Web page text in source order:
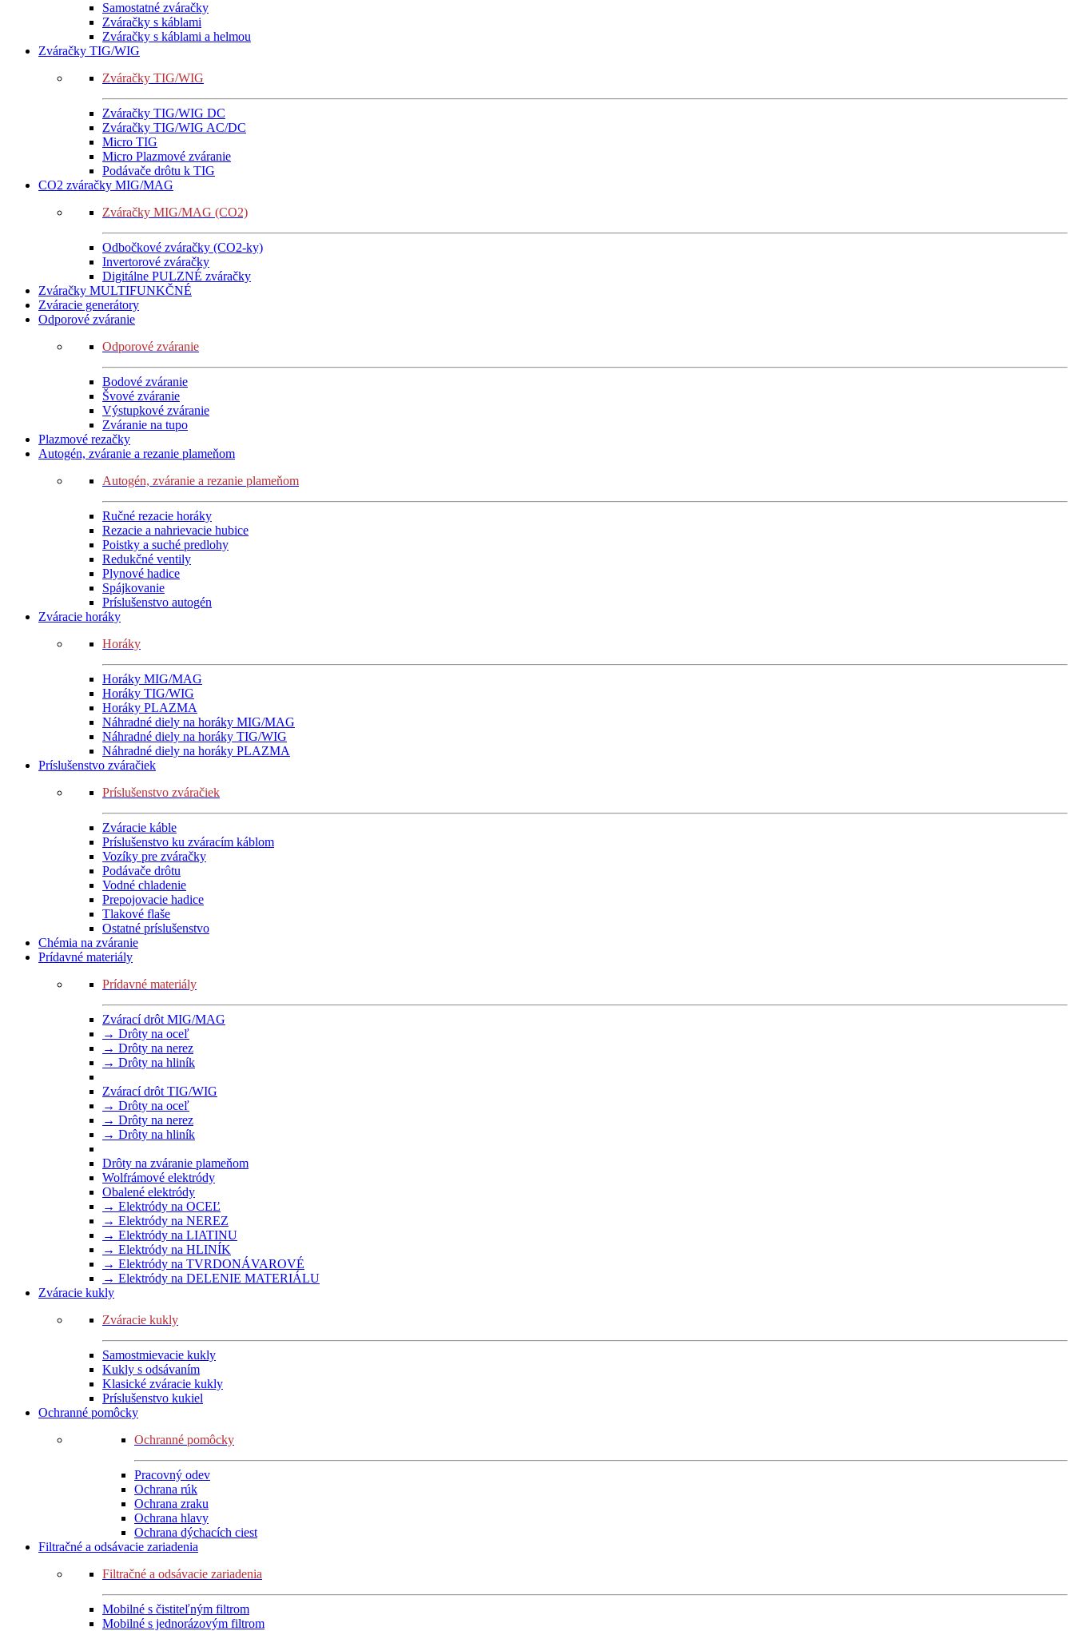
Samostatné zváračky
Zváračky s káblami
Zváračky s káblami a helmou
Zváračky TIG/WIG
Zváračky TIG/WIG
Zváračky TIG/WIG DC
Zváračky TIG/WIG AC/DC
Micro TIG
Micro Plazmové zváranie
Podávače drôtu k TIG
CO2 zváračky MIG/MAG
Zváračky MIG/MAG (CO2)
Odbočkové zváračky (CO2-ky)
Invertorové zváračky
Digitálne PULZNÉ zváračky
Zváračky MULTIFUNKČNÉ
Zváracie generátory
Odporové zváranie
Odporové zváranie
Bodové zváranie
Švové zváranie
Výstupkové zváranie
Zváranie na tupo
Plazmové rezačky
Autogén, zváranie a rezanie plameňom
Autogén, zváranie a rezanie plameňom
Ručné rezacie horáky
Rezacie a nahrievacie hubice
Poistky a suché predlohy
Redukčné ventily
Plynové hadice
Spájkovanie
Príslušenstvo autogén
Zváracie horáky
Horáky
Horáky MIG/MAG
Horáky TIG/WIG
Horáky PLAZMA
Náhradné diely na horáky MIG/MAG
Náhradné diely na horáky TIG/WIG
Náhradné diely na horáky PLAZMA
Príslušenstvo zváračiek
Príslušenstvo zváračiek
Zváracie káble
Príslušenstvo ku zváracím káblom
Vozíky pre zváračky
Podávače drôtu
Vodné chladenie
Prepojovacie hadice
Tlakové flaše
Ostatné príslušenstvo
Chémia na zváranie
Prídavné materiály
Prídavné materiály
Zvárací drôt MIG/MAG
→ Drôty na oceľ
→ Drôty na nerez
→ Drôty na hliník
Zvárací drôt TIG/WIG
→ Drôty na oceľ
→ Drôty na nerez
→ Drôty na hliník
Drôty na zváranie plameňom
Wolfrámové elektródy
Obalené elektródy
→ Elektródy na OCEĽ
→ Elektródy na NEREZ
→ Elektródy na LIATINU
→ Elektródy na HLINÍK
→ Elektródy na TVRDONÁVAROVÉ
→ Elektródy na DELENIE MATERIÁLU
Zváracie kukly
Zváracie kukly
Samostmievacie kukly
Kukly s odsávaním
Klasické zváracie kukly
Príslušenstvo kukiel
Ochranné pomôcky
Ochranné pomôcky
Pracovný odev
Ochrana rúk
Ochrana zraku
Ochrana hlavy
Ochrana dýchacích ciest
Filtračné a odsávacie zariadenia
Filtračné a odsávacie zariadenia
Mobilné s čistiteľným filtrom
Mobilné s jednorázovým filtrom